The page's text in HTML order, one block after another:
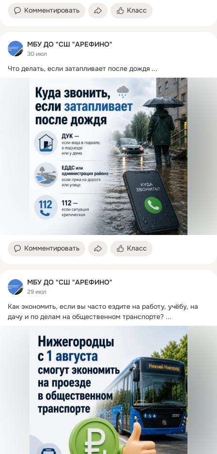
Комментировать Класс
МБУ ДО "СШ "АРЕФИНО"
30 июл
Что делать, если затапливает после дождя ...
Комментировать Класс
МБУ ДО "СШ "АРЕФИНО"
29 июл
Как экономить, если вы часто ездите на работу, учёбу, на
дачу и по делам на общественном транспорте? ...